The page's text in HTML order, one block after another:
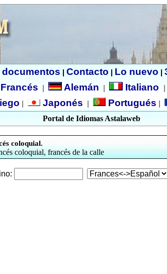
documentos Contacto Lo nuevo
Francés Alemán Italiano
Japonés Portugués
Portal de Idiomas Astalaweb
coloquial.
coloquial, francés de la calle